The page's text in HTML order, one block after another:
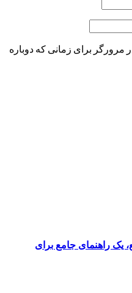
مرورگر برای زمانی که دوباره
یک راهنمای جامع برای